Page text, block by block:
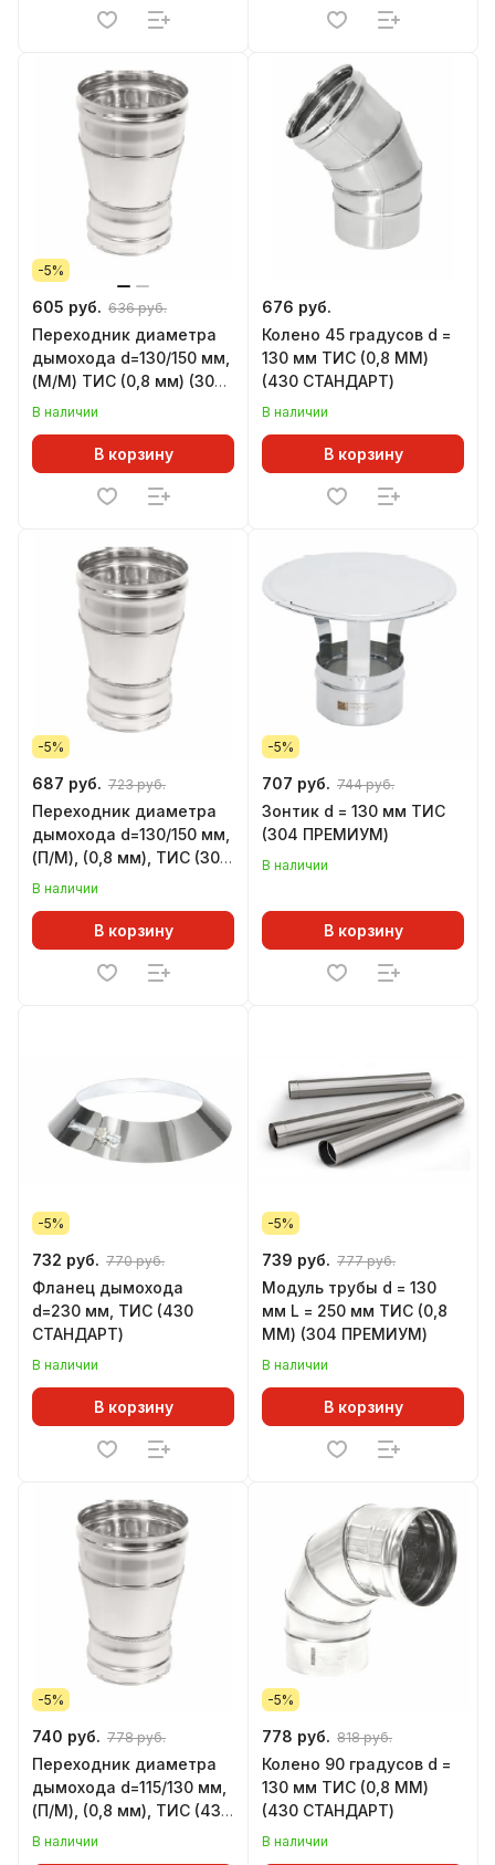
-5%
605 руб. 636 руб.
Переходник диаметра
дымохода d=130/150 мм,
(М/М) ТИС (0,8 мм) (304
ПРЕМИУМ)
В наличии
В корзину
676 руб.
Колено 45 градусов d =
130 мм ТИС (0,8 ММ)
(430 СТАНДАРТ)
В наличии
В корзину
-5%
687 руб. 723 руб.
Переходник диаметра
дымохода d=130/150 мм,
(П/М), (0,8 мм), ТИС (304
ПРЕМИУМ)
В наличии
В корзину
-5%
707 руб. 744 руб.
Зонтик d = 130 мм ТИС
(304 ПРЕМИУМ)
В наличии
В корзину
-5%
732 руб. 770 руб.
Фланец дымохода
d=230 мм, ТИС (430
СТАНДАРТ)
В наличии
В корзину
-5%
739 руб. 777 руб.
Модуль трубы d = 130
мм L = 250 мм ТИС (0,8
ММ) (304 ПРЕМИУМ)
В наличии
В корзину
-5%
740 руб. 778 руб.
Переходник диаметра
дымохода d=115/130 мм,
(П/М), (0,8 мм), ТИС (430
СТАНДАРТ)
В наличии
-5%
778 руб. 818 руб.
Колено 90 градусов d =
130 мм ТИС (0,8 ММ)
(430 СТАНДАРТ)
В наличии